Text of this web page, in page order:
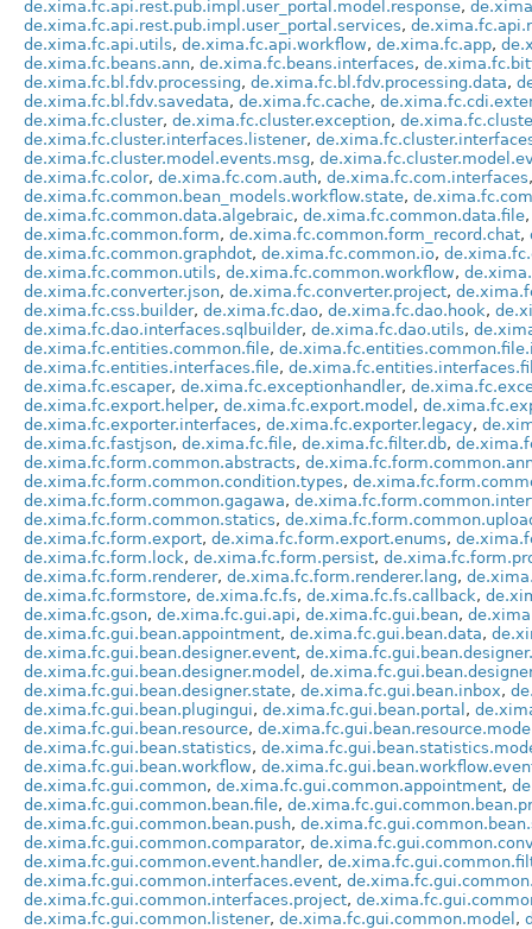
de.xima.fc.api.rest.pub.impl.user_portal.model.response,
de.xima.fc.api.rest.pub.impl.user_portal.services,
de.xima.fc.api.utils, de.xima.fc.api.workflow, de.xima.fc.app,
de.xima.fc.beans.ann, de.xima.fc.beans.interfaces,
de.xima.fc.bl.fdv.processing, de.xima.fc.bl.fdv.processing.data,
de.xima.fc.bl.fdv.savedata, de.xima.fc.cache,
de.xima.fc.cluster, de.xima.fc.cluster.exception,
de.xima.fc.cluster.interfaces.listener,
de.xima.fc.cluster.model.events.msg,
de.xima.fc.color, de.xima.fc.com.auth, de.xima.fc.com.interfaces
de.xima.fc.common.bean_models.workflow.state,
de.xima.fc.common.data.algebraic, de.xima.fc.common.data.file
de.xima.fc.common.form, de.xima.fc.common.form_record.chat,
de.xima.fc.common.graphdot, de.xima.fc.common.io,
de.xima.fc.common.utils, de.xima.fc.common.workflow,
de.xima.fc.converter.json, de.xima.fc.converter.project,
de.xima.fc.css.builder, de.xima.fc.dao, de.xima.fc.dao.hook,
de.xima.fc.dao.interfaces.sqlbuilder, de.xima.fc.dao.utils,
de.xima.fc.entities.common.file,
de.xima.fc.entities.interfaces.file,
de.xima.fc.escaper, de.xima.fc.exceptionhandler,
de.xima.fc.export.helper, de.xima.fc.export.model ,
de.xima.fc.exporter.interfaces, de.xima.fc.exporter.legacy,
de.xima.fc.fastjson, de.xima.fc.file, de.xima.fc.filter.db,
de.xima.fc.form.common.abstracts,
de.xima.fc.form.common.condition.types,
de.xima.fc.form.common.gagawa,
de.xima.fc.form.common.statics,
de.xima.fc.form.export, de.xima.fc.form.export.enums,
de.xima.fc.form.lock, de.xima.fc.form.persist,
de.xima.fc.form.renderer, de.xima.fc.form.renderer.lang,
de.xima.fc.formstore, de.xima.fc.fs, de.xima.fc.fs.callback,
de.xima.fc.gson, de.xima.fc.gui.api, de.xima.fc.gui.bean,
de.xima.fc.gui.bean.appointment, de.xima.fc.gui.bean.data,
de.xima.fc.gui.bean.designer.event,
de.xima.fc.gui.bean.designer.model ,
de.xima.fc.gui.bean.designer.state, de.xima.fc.gui.bean.inbox,
de.xima.fc.gui.bean.plugingui, de.xima.fc.gui.bean.portal ,
de.xima.fc.gui.bean.resource,
de.xima.fc.gui.bean.statistics,
de.xima.fc.gui.bean.workflow,
de.xima.fc.gui.common, de.xima.fc.gui.common.appointment,
de.xima.fc.gui.common.bean.file,
de.xima.fc.gui.common.bean.push,
de.xima.fc.gui.common.comparator,
de.xima.fc.gui.common.event.handler,
de.xima.fc.gui.common.interfaces.event,
de.xima.fc.gui.common.interfaces.project,
de.xima.fc.gui.common.listener, de.xima.fc.gui.common.model ,